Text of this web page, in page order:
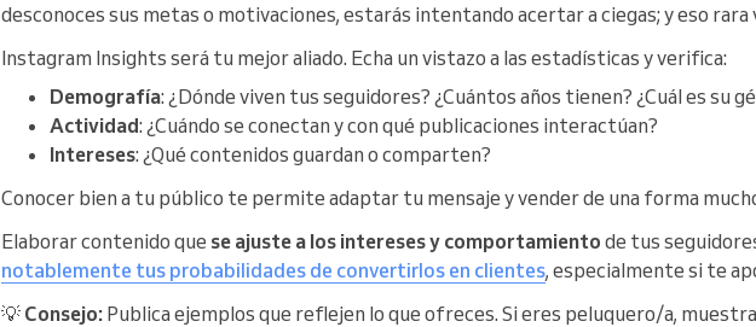
desconoces sus metas o motivaciones, estarás intentando acertar a ciegas; y eso rara
Instagram Insights será tu mejor aliado. Echa un vistazo a las estadísticas y verifica:
Demografía: ¿Dónde viven tus seguidores? ¿Cuántos años tienen? ¿Cuál es su
Actividad: ¿Cuándo se conectan y con qué publicaciones interactúan?
Intereses: ¿Qué contenidos guardan o comparten?
Conocer bien a tu público te permite adaptar tu mensaje y vender de una forma
Elaborar contenido que se ajuste a los intereses y comportamiento de tus
notablemente tus probabilidades de convertirlos en clientes, especialmente si te
💡 Consejo: Publica ejemplos que reflejen lo que ofreces. Si eres peluquero/a,